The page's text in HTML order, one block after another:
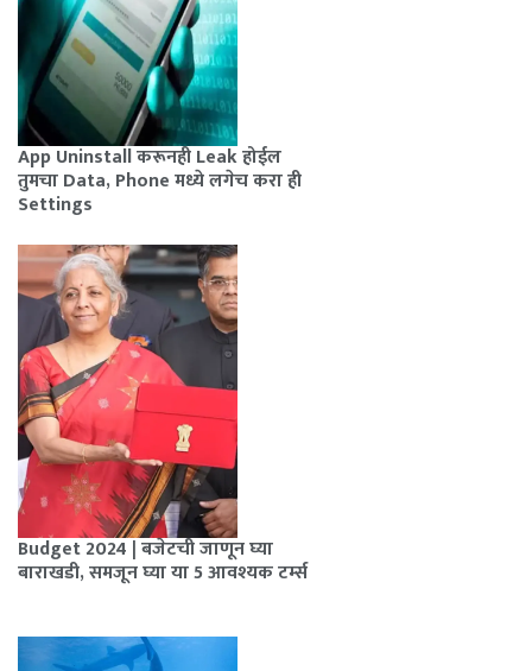
App Uninstall करूनही Leak होईल
तुमचा Data, Phone मध्ये लगेच करा ही
Settings
Budget 2024 | बजेटची जाणून घ्या
बाराखडी, समजून घ्या या 5 आवश्यक टर्म्स